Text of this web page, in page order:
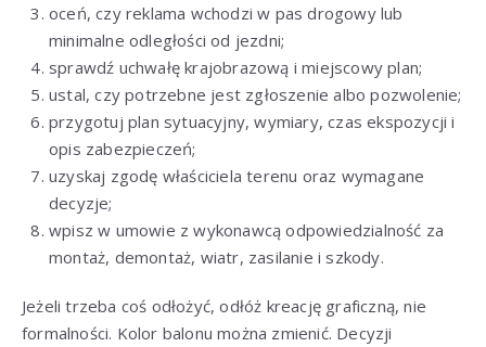
oceń, czy reklama wchodzi w pas drogowy lub
minimalne odległości od jezdni;
sprawdź uchwałę krajobrazową i miejscowy plan;
ustal, czy potrzebne jest zgłoszenie albo pozwolenie;
przygotuj plan sytuacyjny, wymiary, czas ekspozycji i
opis zabezpieczeń;
uzyskaj zgodę właściciela terenu oraz wymagane
decyzje;
wpisz w umowie z wykonawcą odpowiedzialność za
montaż, demontaż, wiatr, zasilanie i szkody.
Jeżeli trzeba coś odłożyć, odłóż kreację graficzną, nie
formalności. Kolor balonu można zmienić. Decyzji